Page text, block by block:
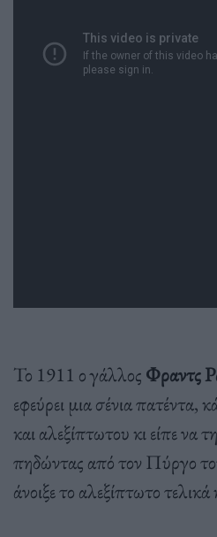
Το 1911 ο γάλλος Φραντς
εφεύρει μια σένια πατέντα,
και αλεξίπτωτου κι είπε να
πηδώντας από τον Πύργο
άνοιξε το αλεξίπτωτο